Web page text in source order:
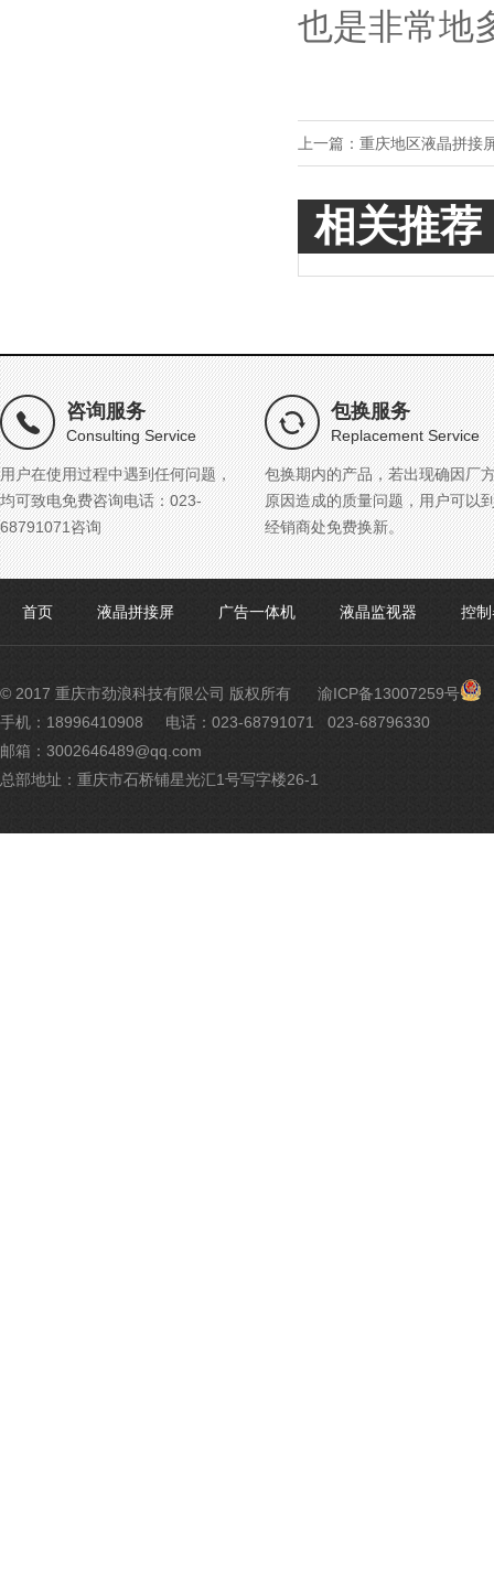
也是非常地
上一篇： 重庆地区液晶拼接
相关推荐
咨询服务
Consulting Service
用户在使用过程中遇到任何问题，
均可致电免费咨询电话：023-
68791071咨询
包换服务
Replacement Service
包换期内的产品，若出现确因厂
原因造成的质量问题，用户可以
经销商处免费换新。
首页 液晶拼接屏 广告一体机 液晶监视器 控
© 2017 重庆市劲浪科技有限公司 版权所有 渝ICP备13007259号 渝
手机：18996410908
电话：023-68791071 023-68796330
邮箱：3002646489@qq.com
总部地址：重庆市石桥铺星光汇1号写字楼26-1